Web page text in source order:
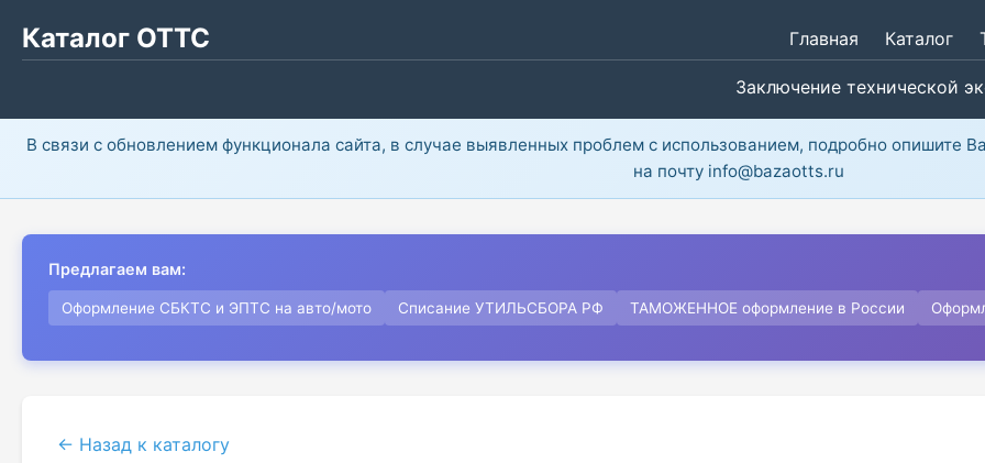
Каталог ОТТС Главная Каталог
Заключение технической
В связи с обновлением функционала сайта, в случае выявленных проблем с использованием, подробно опишите
на почту info@bazaotts.ru
Предлагаем вам:
Оформление СБКТС и ЭПТС на авто/мото Списание УТИЛЬСБОРА РФ ТАМОЖЕННОЕ оформление в России
← Назад к каталогу